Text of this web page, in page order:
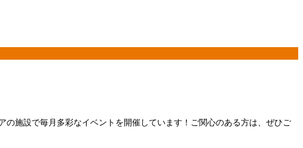
施設で毎月多彩なイベントを開催しています！ご関心のある方は、ぜひご